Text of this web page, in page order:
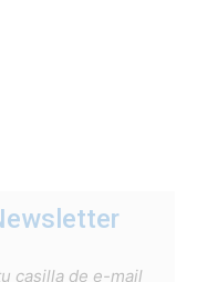
casilla de e-mail